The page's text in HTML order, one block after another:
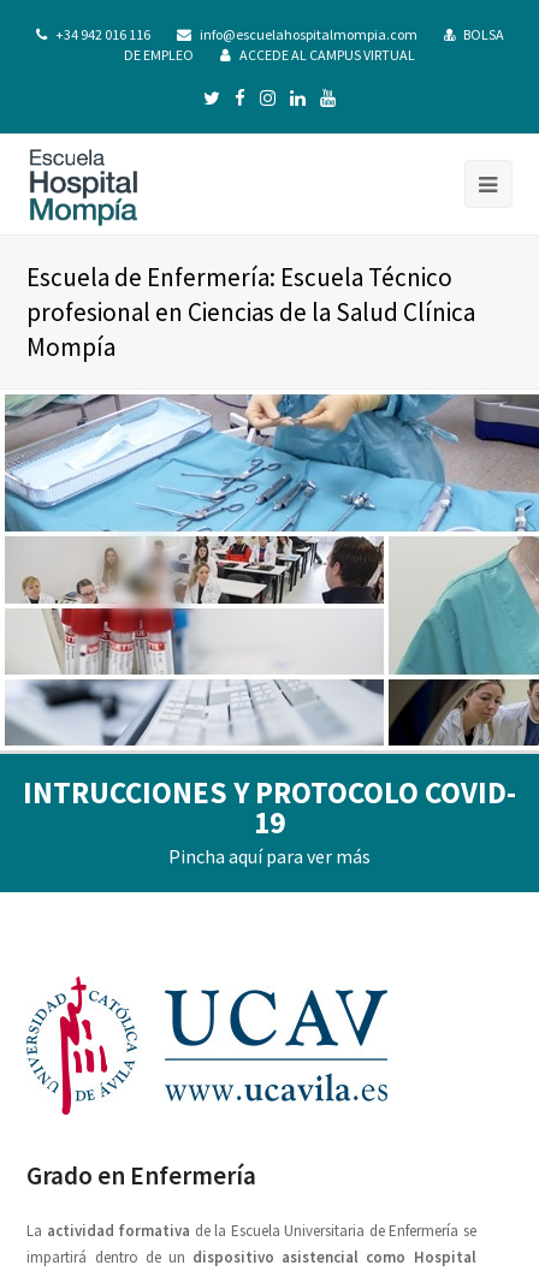
+34 942 016 116 info@escuelahospitalmompia.com
BOLSA
DE EMPLEO
ACCEDE AL CAMPUS VIRTUAL
Escuela de Enfermería: Escuela Técnico
profesional en Ciencias de la Salud Clínica
Mompía
INTRUCCIONES Y PROTOCOLO COVID-
19
Pincha aquí para ver más
Grado en Enfermería
La actividad formativa de la Escuela Universitaria de Enfermería se
impartirá dentro de un dispositivo asistencial como Hospital